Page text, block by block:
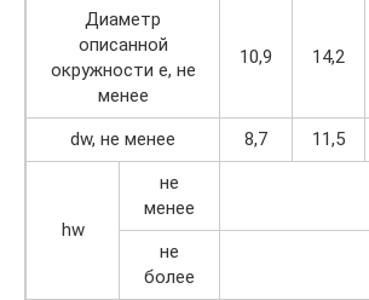
Диаметр
описанной
окружности е, не
менее
10,9 14,2
dw, не менее 8,7 11,5
hw
не
менее
не
более